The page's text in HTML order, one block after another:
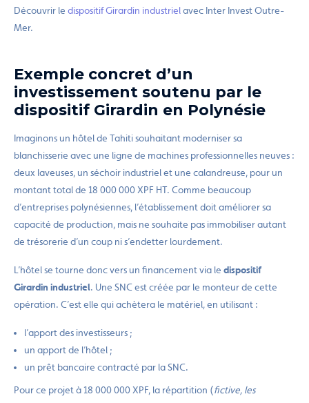
Découvrir le dispositif Girardin industrielavec Inter Invest Outre-
Mer.
Exemple concret d’un
investissement soutenu par le
dispositif Girardin en Polynésie
Imaginons un hôtel de Tahiti souhaitant moderniser sa
blanchisserie avec une ligne de machines professionnelles neuves :
deux laveuses, un séchoir industriel et une calandreuse, pour un
montant total de 18 000 000 XPF HT. Comme beaucoup
d’entreprises polynésiennes, l’établissement doit améliorer sa
capacité de production, mais ne souhaite pas immobiliser autant
de trésorerie d’un coup ni s’endetter lourdement.
L’hôtel se tourne donc vers un financement via le dispositif
Girardin industriel. Une SNC est créée par le monteur de cette
opération. C’est elle qui achètera le matériel, en utilisant :
l’apport des investisseurs ;
un apport de l’hôtel ;
un prêt bancaire contracté par la SNC.
Pour ce projet à 18 000 000 XPF, la répartition (fictive, les